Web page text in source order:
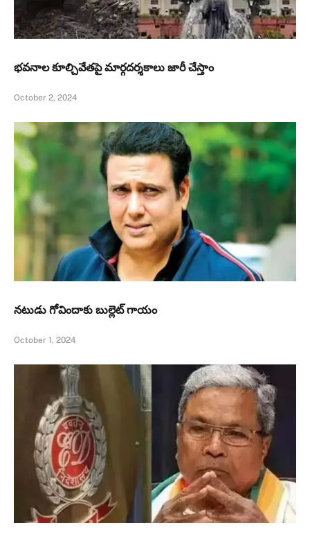
భవనాల కూల్చివేతపై మార్గదర్శకాలు జారీ చేస్తాం
October 2, 2024
నటుడు గోవిందాకు బుల్లెట్ గాయం
October 1, 2024